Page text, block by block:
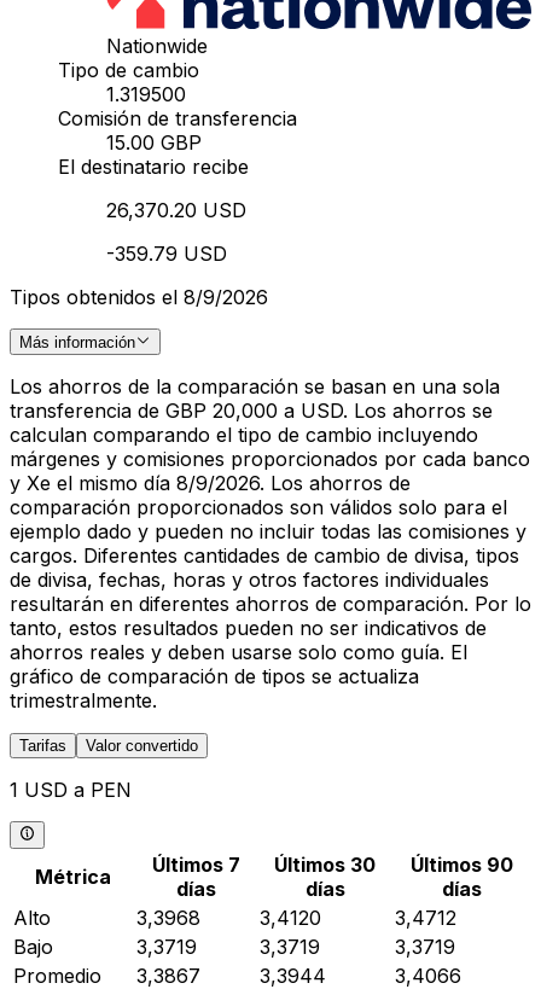
Nationwide
Tipo de cambio
1.319500
Comisión de transferencia
15.00 GBP
El destinatario recibe
26,370.20 USD
-359.79 USD
Tipos obtenidos el 8/9/2026
Más información
Los ahorros de la comparación se basan en una sola
transferencia de GBP 20,000 a USD. Los ahorros se
calculan comparando el tipo de cambio incluyendo
márgenes y comisiones proporcionados por cada banco
y Xe el mismo día 8/9/2026. Los ahorros de
comparación proporcionados son válidos solo para el
ejemplo dado y pueden no incluir todas las comisiones y
cargos. Diferentes cantidades de cambio de divisa, tipos
de divisa, fechas, horas y otros factores individuales
resultarán en diferentes ahorros de comparación. Por lo
tanto, estos resultados pueden no ser indicativos de
ahorros reales y deben usarse solo como guía. El
gráfico de comparación de tipos se actualiza
trimestralmente.
Tarifas Valor convertido
1 USD a PEN
Métrica
Últimos 7
días
Últimos 30
días
Últimos 90
días
Alto
3,3968 3,4120
3,4712
Bajo
3,3719 3,3719
3,3719
Promedio
3,3867 3,3944
3,4066